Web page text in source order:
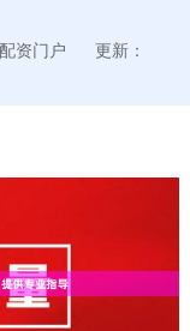
资门户
更新：